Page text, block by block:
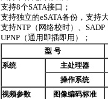
支持8个SATA接口；
支持独立的eSATA备份，支持
支持NTP（网络校时）、
UPNP（通用即插即用）；
型 号
系统
主处理器
操作系统
视频参数
图像编码标准